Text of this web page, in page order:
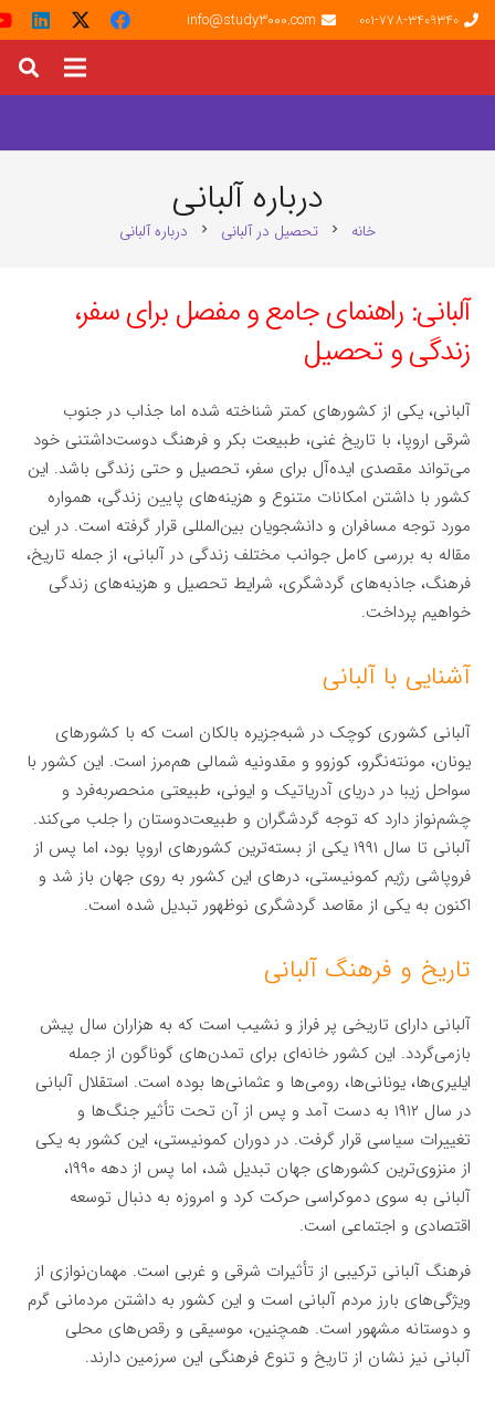
001-778-3409340
info@study3000.com
درباره آلبانی
خانه chevron_right تحصیل در آلبانی chevron_right درباره آلبانی
آلبانی: راهنمای جامع و مفصل برای سفر،
زندگی و تحصیل
آلبانی، یکی از کشورهای کمتر شناخته شده اما جذاب در جنوب
شرقی اروپا، با تاریخ غنی، طبیعت بکر و فرهنگ دوست‌داشتنی خود
می‌تواند مقصدی ایده‌آل برای سفر، تحصیل و حتی زندگی باشد. این
کشور با داشتن امکانات متنوع و هزینه‌های پایین زندگی، همواره
مورد توجه مسافران و دانشجویان بین‌المللی قرار گرفته است. در این
مقاله به بررسی کامل جوانب مختلف زندگی در آلبانی، از جمله تاریخ،
فرهنگ، جاذبه‌های گردشگری، شرایط تحصیل و هزینه‌های زندگی
خواهیم پرداخت.
آشنایی با آلبانی
آلبانی کشوری کوچک در شبه‌جزیره بالکان است که با کشورهای
یونان، مونته‌نگرو، کوزوو و مقدونیه شمالی هم‌مرز است. این کشور با
سواحل زیبا در دریای آدریاتیک و ایونی، طبیعتی منحصربه‌فرد و
چشم‌نواز دارد که توجه گردشگران و طبیعت‌دوستان را جلب می‌کند.
آلبانی تا سال ۱۹۹۱ یکی از بسته‌ترین کشورهای اروپا بود، اما پس از
فروپاشی رژیم کمونیستی، درهای این کشور به روی جهان باز شد و
اکنون به یکی از مقاصد گردشگری نوظهور تبدیل شده است.
تاریخ و فرهنگ آلبانی
آلبانی دارای تاریخی پر فراز و نشیب است که به هزاران سال پیش
بازمی‌گردد. این کشور خانه‌ای برای تمدن‌های گوناگون از جمله
ایلیری‌ها، یونانی‌ها، رومی‌ها و عثمانی‌ها بوده است. استقلال آلبانی
در سال ۱۹۱۲ به دست آمد و پس از آن تحت تأثیر جنگ‌ها و
تغییرات سیاسی قرار گرفت. در دوران کمونیستی، این کشور به یکی
از منزوی‌ترین کشورهای جهان تبدیل شد، اما پس از دهه ۱۹۹۰،
آلبانی به سوی دموکراسی حرکت کرد و امروزه به دنبال توسعه
اقتصادی و اجتماعی است.
فرهنگ آلبانی ترکیبی از تأثیرات شرقی و غربی است. مهمان‌نوازی از
ویژگی‌های بارز مردم آلبانی است و این کشور به داشتن مردمانی گرم
و دوستانه مشهور است. همچنین، موسیقی و رقص‌های محلی
آلبانی نیز نشان از تاریخ و تنوع فرهنگی این سرزمین دارند.